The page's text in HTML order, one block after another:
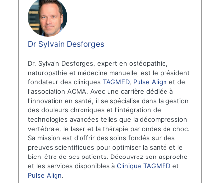
Dr Sylvain Desforges
Dr. Sylvain Desforges, expert en ostéopathie,
naturopathie et médecine manuelle, est le président
fondateur des cliniquesTAGMED, Pulse Align et de
l'association ACMA. Avec une carrière dédiée à
l'innovation en santé, il se spécialise dans la gestion
des douleurs chroniques et l'intégration de
technologies avancées telles que la décompression
vertébrale, le laser et la thérapie par ondes de choc.
Sa mission est d'offrir des soins fondés sur des
preuves scientifiques pour optimiser la santé et le
bien-être de ses patients. Découvrez son approche
et les services disponibles àClinique TAGMED et
Pulse Align.